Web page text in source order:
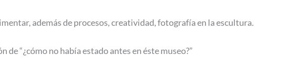
además de procesos, creatividad, fotografía en la escultura.
“¿cómo no había estado antes en éste museo?”